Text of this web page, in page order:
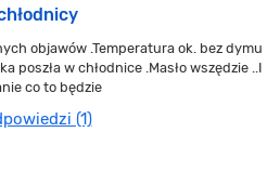
objawów .Temperatura ok. bez dymu
poszła w chłodnice .Masło wszędzie ..I
co to będzie
(1)